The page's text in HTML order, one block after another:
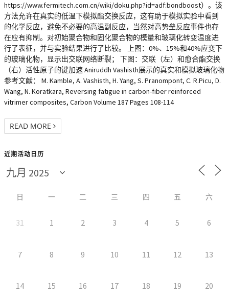
https://www.fermitech.com.cn/wiki/doku.php?id=adf:bondboost）。该
方法允许在真实的低温下模拟酯交换反应，这有助于模拟实验中看到
的化学反应，避免不必要的高温副反应，当然对高势垒反应事件也存
在应有抑制。对初始聚合物和固化聚合物的模量和玻璃化转变温度进
行了表征，并与实验结果进行了比较。 上图：0%、15%和40%应变下
的玻璃化物，显示出交联网络断裂； 下图：交联（左）和愈合酯交换
（右）活性原子的键加速 Aniruddh Vashisth展示的真实和模拟玻璃化物
参考文献： M. Kamble, A. Vashisth, H. Yang, S. Pranompont, C. R.Picu, D.
Wang, N. Koratkara, Reversing fatigue in carbon-fiber reinforced
vitrimer composites, Carbon Volume 187 Pages 108-114
READ MORE
近期活动日历
日 一 二 三 四 五 六
31 1 2 3 4 5 6
7 8 9 10 11 12 13
14 15 16 17 18 19 20